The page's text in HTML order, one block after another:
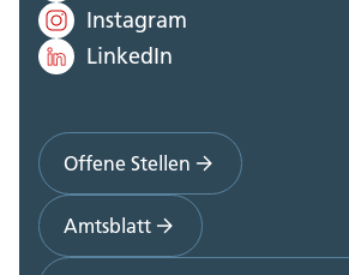
Instagram
LinkedIn
Offene Stellen
Amtsblatt